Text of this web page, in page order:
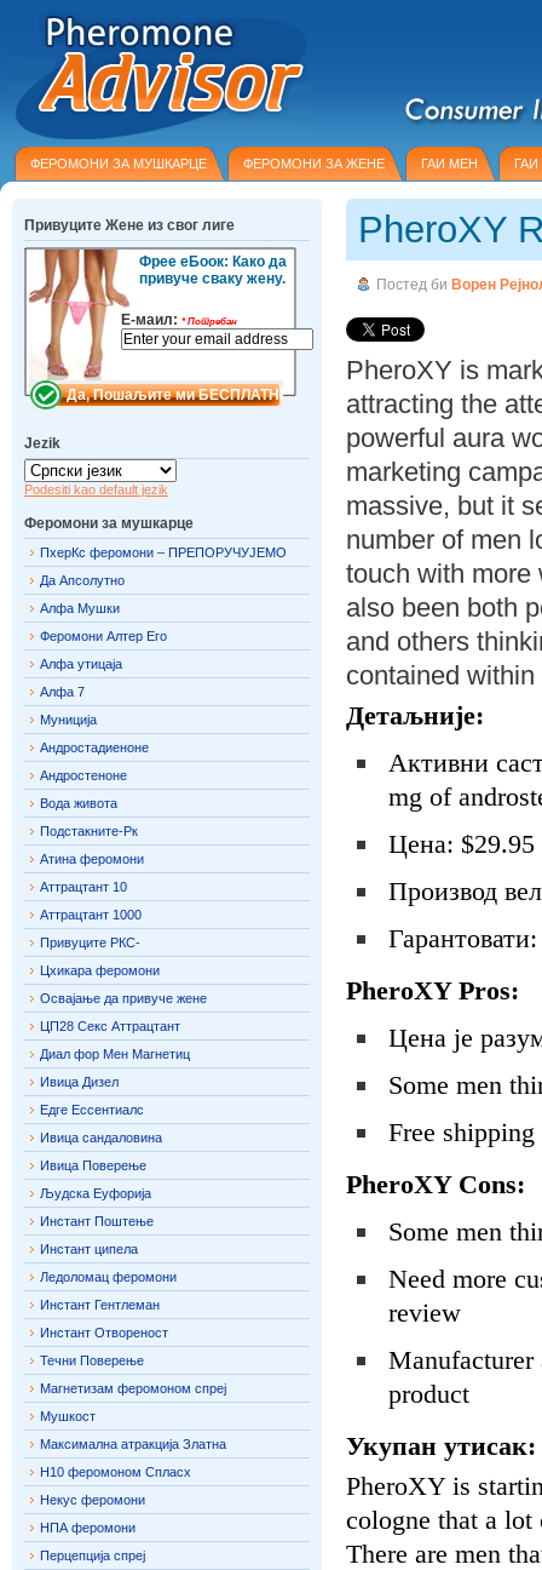
ФЕРОМОНИ ЗА МУШКАРЦЕ ФЕРОМОНИ ЗА ЖЕНЕ ГАИ МЕН
PheroXY
Постед би Ворен
PheroXY is
attracting the
powerful aura
marketing
massive, but it
number of men
touch with more
also been both
and others
contained within
Детаљније:
Активни
mg of
Цена: $29.95
Производ
PheroXY Pros:
Цена је
Some men
Free shipping
PheroXY Cons:
Some men
Need more
review
Manufacturer
product
Укупан утисак:
PheroXY is
cologne that a lot
There are men
Привуците Жене из свог лиге
Фрее еБоок: Како да
привуче сваку жену.
Е-маил: *Потребан
Jezik
Podesiti kao default jezik
Феромони за мушкарце
ПхерКс феромони – ПРЕПОРУЧУЈЕМО
Да Апсолутно
Алфа Мушки
Феромони Алтер Его
Алфа утицаја
Алфа 7
Муниција
Андростадиеноне
Андростеноне
Вода живота
Подстакните-Рк
Атина феромони
Аттрацтант 10
Аттрацтант 1000
Привуците РКС-
Цхикара феромони
Освајање да привуче жене
ЦП28 Секс Аттрацтант
Диал фор Мен Магнетиц
Ивица Дизел
Едге Ессентиалс
Ивица сандаловина
Ивица Поверење
Људска Еуфорија
Инстант Поштење
Инстант ципела
Ледоломац феромони
Инстант Гентлеман
Инстант Отвореност
Течни Поверење
Магнетизам феромоном спреј
Мушкост
Максимална атракција Златна
Н10 феромоном Спласх
Некус феромони
НПА феромони
Перцепција спреј